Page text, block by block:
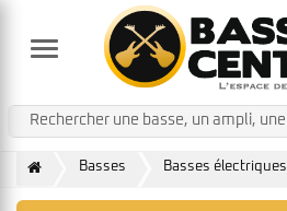
Menu
Basses Basses électriques